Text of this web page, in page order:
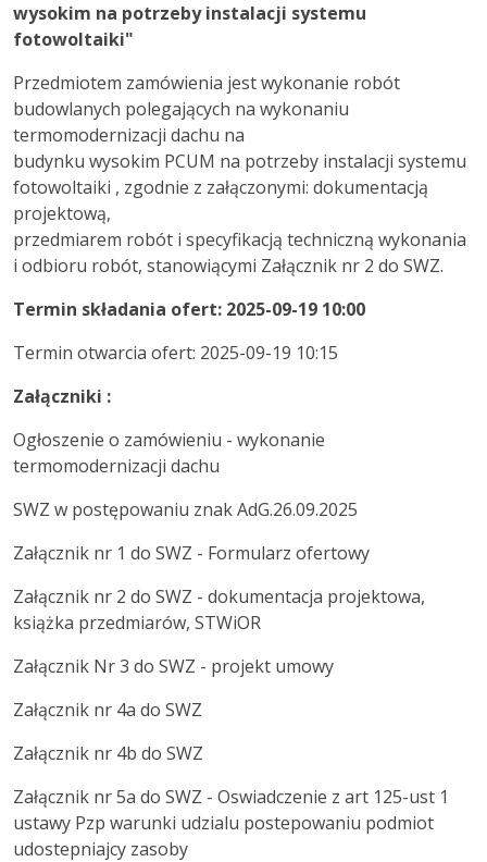
wysokim na potrzeby instalacji systemu
fotowoltaiki"
Przedmiotem zamówienia jest wykonanie robót
budowlanych polegających na wykonaniu
termomodernizacji dachu na
budynku wysokim PCUM na potrzeby instalacji systemu
fotowoltaiki , zgodnie z załączonymi: dokumentacją
projektową,
przedmiarem robót i specyfikacją techniczną wykonania
i odbioru robót, stanowiącymi Załącznik nr 2 do SWZ.
Termin składania ofert: 2025-09-19 10:00
Termin otwarcia ofert: 2025-09-19 10:15
Załączniki :
Ogłoszenie o zamówieniu - wykonanie
termomodernizacji dachu
SWZ w postępowaniu znak AdG.26.09.2025
Załącznik nr 1 do SWZ - Formularz ofertowy
Załącznik nr 2 do SWZ - dokumentacja projektowa,
książka przedmiarów, STWiOR
Załącznik Nr 3 do SWZ - projekt umowy
Załącznik nr 4a do SWZ
Załącznik nr 4b do SWZ
Załącznik nr 5a do SWZ - Oswiadczenie z art 125-ust 1
ustawy Pzp warunki udzialu postepowaniu podmiot
udostepniajcy zasoby